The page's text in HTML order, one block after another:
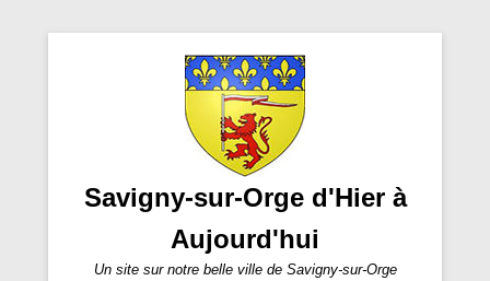
Savigny-sur-Orge d'Hier à
Aujourd'hui
Un site sur notre belle ville de Savigny-sur-Orge